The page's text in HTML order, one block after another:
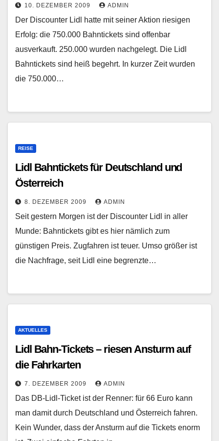
10. DEZEMBER 2009 ADMIN
Der Discounter Lidl hatte mit seiner Aktion riesigen
Erfolg: die 750.000 Bahntickets sind offenbar
ausverkauft. 250.000 wurden nachgelegt. Die Lidl
Bahntickets sind heiß begehrt. In kurzer Zeit wurden
die 750.000…
REISE
Lidl Bahntickets für Deutschland und
Österreich
8. DEZEMBER 2009 ADMIN
Seit gestern Morgen ist der Discounter Lidl in aller
Munde: Bahntickets gibt es hier nämlich zum
günstigen Preis. Zugfahren ist teuer. Umso größer ist
die Nachfrage, seit Lidl eine begrenzte…
AKTUELLES
Lidl Bahn-Tickets – riesen Ansturm auf
die Fahrkarten
7. DEZEMBER 2009 ADMIN
Das DB-Lidl-Ticket ist der Renner: für 66 Euro kann
man damit durch Deutschland und Österreich fahren.
Kein Wunder, dass der Ansturm auf die Tickets enorm